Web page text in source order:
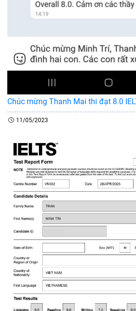
Chúc mừng Thanh Mai thi đạt 8.0
11/05/2023